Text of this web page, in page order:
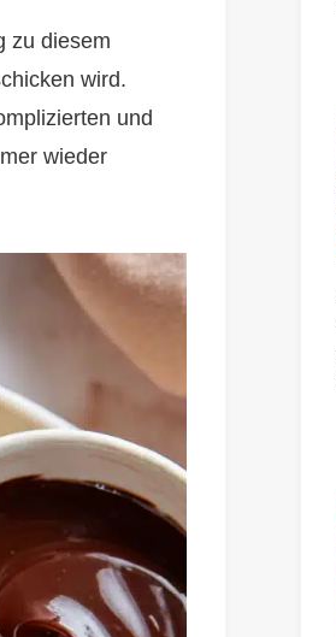
zu diesem
wird.
und
wieder